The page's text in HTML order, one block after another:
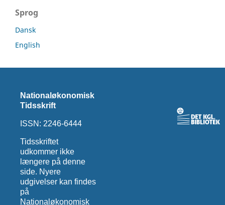
Sprog
Dansk
English
Nationaløkonomisk
Tidsskrift
ISSN: 2246-6444
Tidsskriftet
udkommer ikke
længere på denne
side. Nyere
udgivelser kan findes
på
Nationaløkonomisk